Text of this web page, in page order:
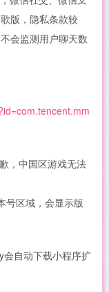
版，隐私条款较
会监测用户聊天数
，中国区游戏无法
号区域，会显示版
自动下载小程序扩